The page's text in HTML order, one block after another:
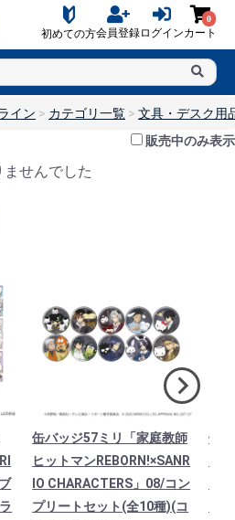
初めての方会員登録ログイン
0
カート
イン カテゴリ一覧
文具・デスク用
販売中のみ表示
せんでした
缶バッジ57ミリ「家庭教師
ヒットマンREBORN!×SANR
IO CHARACTERS」08/コン
プリートセット(全10種)(コ
缶